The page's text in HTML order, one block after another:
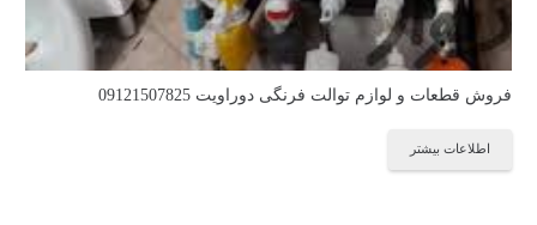
فروش قطعات و لوازم توالت فرنگی دوراویت 09121507825
اطلاعات بیشتر